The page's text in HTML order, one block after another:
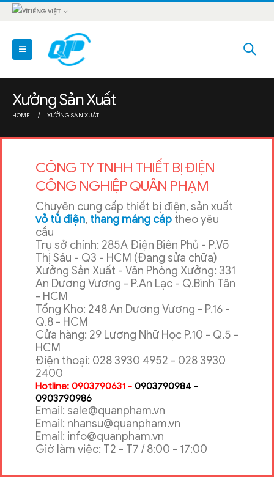
TIẾNG VIỆT
Xưởng Sản Xuất
HOME XƯỞNG SẢN XUẤT
CÔNG TY TNHH THIẾT BỊ ĐIỆN
CÔNG NGHIỆP QUÂN PHẠM
Chuyên cung cấp thiết bị điện, sản xuất
vỏ tủ điện, thang máng cáp theo yêu
cầu
Trụ sở chính: 285A Điện Biên Phủ - P.Võ
Thị Sáu - Q3 - HCM (Đang sửa chữa)
Xưởng Sản Xuất - Văn Phòng Xưởng: 331
An Dương Vương - P.An Lạc - Q.Bình Tân
- HCM
Tổng Kho: 248 An Dương Vương - P.16 -
Q.8 - HCM
Cửa hàng: 29 Lương Nhữ Học P.10 - Q.5 -
HCM
Điện thoại: 028 3930 4952 - 028 3930
2400
Hotline: 0903790631 - 0903790984 -
0903790986
Email: sale@quanpham.vn
Email: nhansu@quanpham.vn
Email: info@quanpham.vn
Giờ làm việc: T2 - T7 / 8:00 - 17:00